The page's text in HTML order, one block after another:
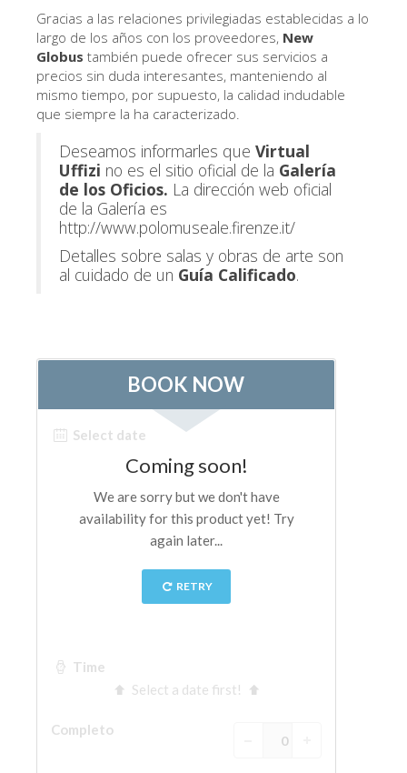
Palazzo Vecchio
Santa Maria Novella
Santa Croce
Reserve una visita guiada
Sólo billetes con entrada rápida
ES
ENGLISH
ESPAÑOL
Gracias a las relaciones privilegiadas establecidas a lo
largo de los años con los proveedores, New
Globus también puede ofrecer sus servicios a
precios sin duda interesantes, manteniendo al
mismo tiempo, por supuesto, la calidad indudable
que siempre la ha caracterizado.
Deseamos informarles que Virtual
Uffizi no es el sitio oficial de la Galería
de los Oficios. La dirección web oficial
de la Galería es
http://www.polomuseale.firenze.it/
Detalles sobre salas y obras de arte son
al cuidado de un Guía Calificado.